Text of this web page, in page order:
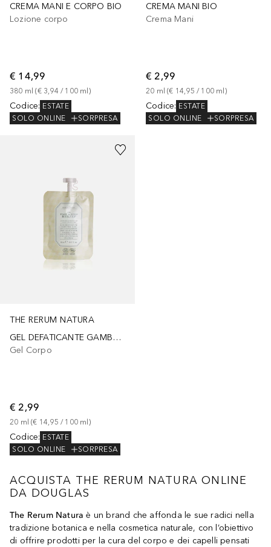
CREMA MANI E CORPO BIO
Lozione corpo
€ 14,99
380 ml (€ 3,94 / 100 ml )
Codice: ESTATE
SOLO ONLINE
SORPRESA
CREMA MANI BIO
Crema Mani
€ 2,99
20 ml (€ 14,95 / 100 ml )
Codice: ESTATE
SOLO ONLINE
SORPRESA
THE RERUM NATURA
GEL DEFATICANTE GAMBE BIO
Gel Corpo
€ 2,99
20 ml (€ 14,95 / 100 ml )
Codice: ESTATE
SOLO ONLINE
SORPRESA
ACQUISTA THE RERUM NATURA ONLINE
DA DOUGLAS
The Rerum Natura è un brand che affonda le sue radici nella
tradizione botanica e nella cosmetica naturale, con l’obiettivo
di offrire prodotti per la cura del corpo e dei capelli pensati